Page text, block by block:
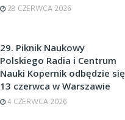
28 CZERWCA 2026
29. Piknik Naukowy
Polskiego Radia i Centrum
Nauki Kopernik odbędzie się
13 czerwca w Warszawie
4 CZERWCA 2026